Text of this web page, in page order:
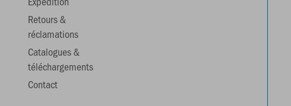
Retours &
réclamations
Catalogues &
téléchargements
Contact